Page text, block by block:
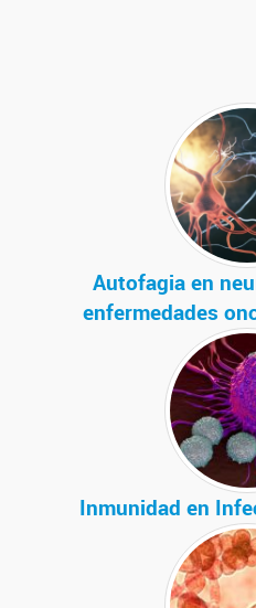
Autofagia en
enfermedades
Inmunidad en